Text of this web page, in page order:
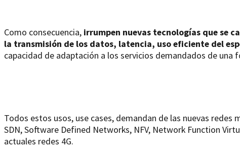
Como consecuencia, irrumpen nuevas tecnologías que se
la transmisión de los datos, latencia, uso eficiente del
capacidad de adaptación a los servicios demandados de una
Todos estos usos, use cases, demandan de las nuevas
SDN, Software Defined Networks, NFV, Network Function
actuales redes 4G.